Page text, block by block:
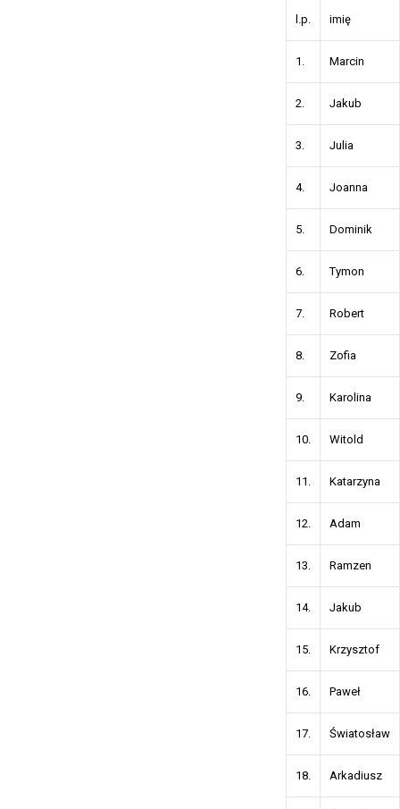
l.p. imię
1. Marcin
2. Jakub
3. Julia
4. Joanna
5. Dominik
6. Tymon
7. Robert
8. Zofia
9. Karolina
10. Witold
11. Katarzyna
12. Adam
13. Ramzen
14. Jakub
15. Krzysztof
16. Paweł
17. Światosław
18. Arkadiusz